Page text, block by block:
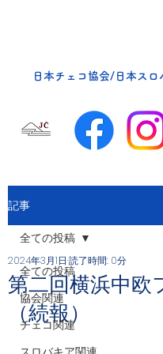
日本チェコ協会/日本スロ
記事
全ての投稿
協会関連
チェコ関連
全ての投稿
第二回横浜中欧
（続報）
2024年3月1日 読了時間: 0分